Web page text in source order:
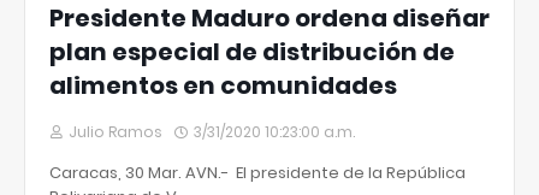
Presidente Maduro ordena diseñar
plan especial de distribución de
alimentos en comunidades
Julio Ramos 3/31/2020 10:23:00 a.m.
Caracas, 30 Mar. AVN.- El presidente de la República